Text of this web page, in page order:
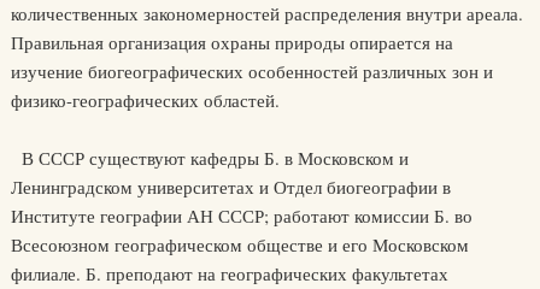
количественных закономерностей распределения внутри ареала.
Правильная организация охраны природы опирается на
изучение биогеографических особенностей различных зон и
физико-географических областей.
В СССР существуют кафедры Б. в Московском и
Ленинградском университетах и Отдел биогеографии в
Институте географии АН СССР; работают комиссии Б. во
Всесоюзном географическом обществе и его Московском
филиале. Б. преподают на географических факультетах